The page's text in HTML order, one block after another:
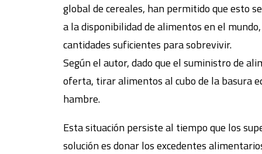
global de cereales, han permitido que esto
a la disponibilidad de alimentos en el
cantidades suficientes para sobrevivir.
Según el autor, dado que el suministro de
oferta, tirar alimentos al cubo de la basura
hambre.
Esta situación persiste al tiempo que los
solución es donar los excedentes